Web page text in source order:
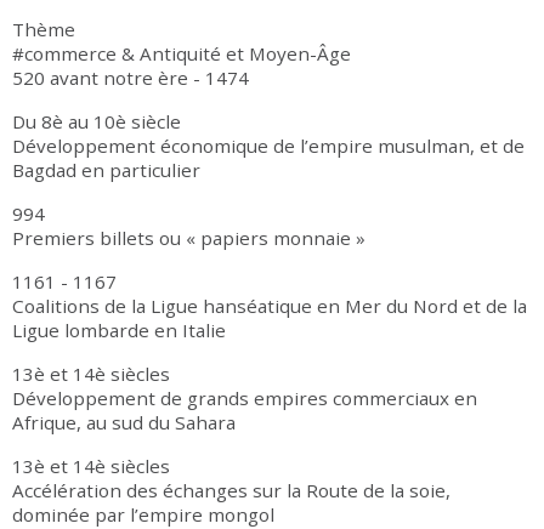
Thème
#commerce & Antiquité et Moyen-Âge
520 avant notre ère - 1474
Du 8è au 10è siècle
Développement économique de l’empire musulman, et de
Bagdad en particulier
994
Premiers billets ou « papiers monnaie »
1161 - 1167
Coalitions de la Ligue hanséatique en Mer du Nord et de la
Ligue lombarde en Italie
13è et 14è siècles
Développement de grands empires commerciaux en
Afrique, au sud du Sahara
13è et 14è siècles
Accélération des échanges sur la Route de la soie,
dominée par l’empire mongol